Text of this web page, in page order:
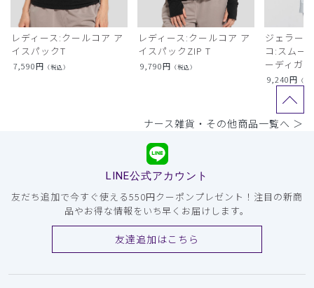
レディース:クールコア ア
イスパックT
7,590円 （税込）
レディース:クールコア ア
イスパックZIP T
9,790円 （税込）
ジェラー
コ:スムー
ーディガン
9,240円 （税
ナース雑貨・その他商品一覧へ ＞
LINE公式アカウント
友だち追加で今すぐ使える550円クーポンプレゼント！注目の新商
品やお得な情報をいち早くお届けします。
友達追加はこちら